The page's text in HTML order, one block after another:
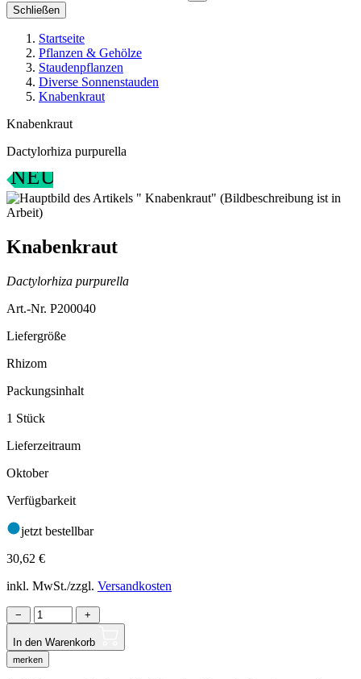
Schließen
Startseite
Pflanzen & Gehölze
Staudenpflanzen
Diverse Sonnenstauden
Knabenkraut
Knabenkraut
Dactylorhiza purpurella
NEU
Knabenkraut
Dactylorhiza purpurella
Art.-Nr. P200040
Liefergröße
Rhizom
Packungsinhalt
1 Stück
Lieferzeitraum
Oktober
Verfügbarkeit
jetzt bestellbar
30,62 €
inkl. MwSt./zzgl. Versandkosten
− +
In den Warenkorb
merken